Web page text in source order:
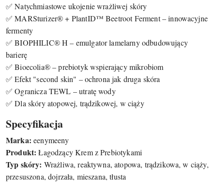
✅ Natychmiastowe ukojenie wrażliwej skóry
✅ MARSturizer® + PlantID™ Beetroot Ferment – innowacyjne
fermenty
✅ BIOPHILIC® H – emulgator lamelarny odbudowujący
barierę
✅ Bioecolia® – prebiotyk wspierający mikrobiom
✅ Efekt "second skin" – ochrona jak druga skóra
✅ Ogranicza TEWL – utratę wody
✅ Dla skóry atopowej, trądzikowej, w ciąży
Specyfikacja
Marka: eenymeeny
Produkt: Łagodzący Krem z Prebiotykami
Typ skóry: Wrażliwa, reaktywna, atopowa, trądzikowa, w ciąży,
przesuszona, dojrzała, mieszana, tłusta